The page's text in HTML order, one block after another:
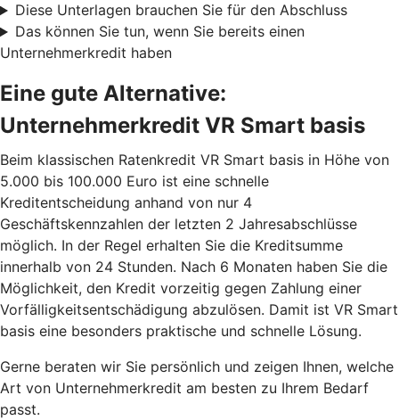
Diese Unterlagen brauchen Sie für den Abschluss
Das können Sie tun, wenn Sie bereits einen
Unternehmerkredit haben
Eine gute Alternative:
Unternehmerkredit VR Smart basis
Beim klassischen Ratenkredit VR Smart basis in Höhe von
5.000 bis 100.000 Euro ist eine schnelle
Kreditentscheidung anhand von nur 4
Geschäftskennzahlen der letzten 2 Jahresabschlüsse
möglich. In der Regel erhalten Sie die Kreditsumme
innerhalb von 24 Stunden. Nach 6 Monaten haben Sie die
Möglichkeit, den Kredit vorzeitig gegen Zahlung einer
Vorfälligkeitsentschädigung abzulösen. Damit ist VR Smart
basis eine besonders praktische und schnelle Lösung.
Gerne beraten wir Sie persönlich und zeigen Ihnen, welche
Art von Unternehmerkredit am besten zu Ihrem Bedarf
passt.